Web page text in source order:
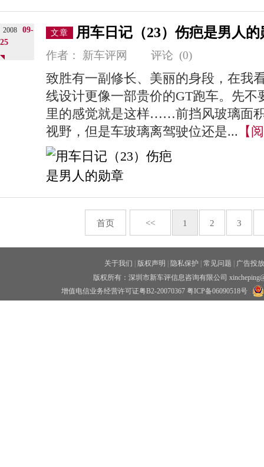
2008
09-
25
文章 用车日记（23）伤疤是男人的
作者： 新车评网 评论 (0)
致胜有一副修长、美丽的身段，在我
线设计更像一部贵价的GT跑车。先
里的感觉就是这样……前挡风玻璃面
视野，但是车玻璃离驾驶位还是... 【
首页 << 1 2 3
关于我们 版权声明 隐私保护 常见问题
广告投放
版权所有：深圳市新车评信息咨询有限公司
增值电信业务经营许可证粤B2-20070367 粤ICP备06090518号